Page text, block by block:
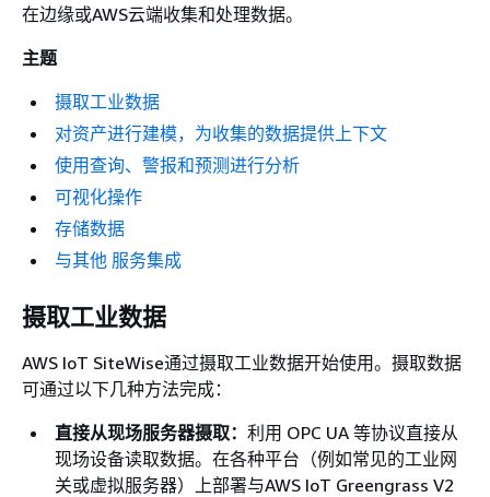
在边缘或AWS云端收集和处理数据。
主题
摄取工业数据
对资产进行建模，为收集的数据提供上下文
使用查询、警报和预测进行分析
可视化操作
存储数据
与其他 服务集成
摄取工业数据
AWS IoT SiteWise通过摄取工业数据开始使用。摄取数据
可通过以下几种方法完成：
直接从现场服务器摄取： 利用 OPC UA 等协议直接从
现场设备读取数据。在各种平台（例如常见的工业网
关或虚拟服务器）上部署与AWS IoT Greengrass V2